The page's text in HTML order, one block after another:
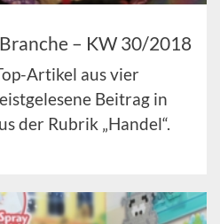
– KW 30/2018
Artikel aus vier
Beitrag in
der Rubrik „Handel“.